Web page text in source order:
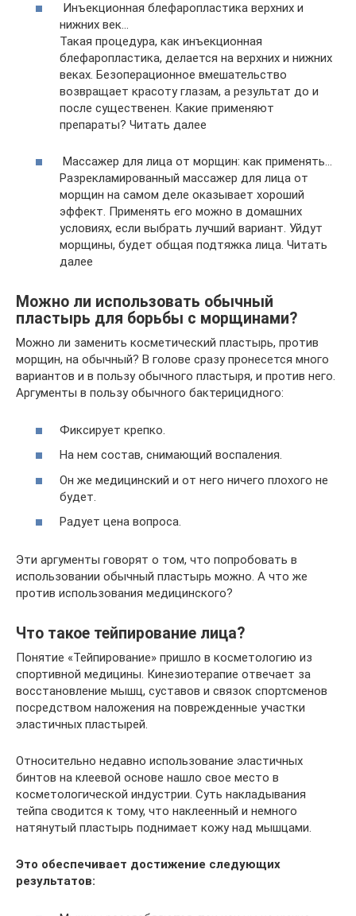
Инъекционная блефаропластика верхних и
нижних век…
Такая процедура, как инъекционная
блефаропластика, делается на верхних и нижних
веках. Безоперационное вмешательство
возвращает красоту глазам, а результат до и
после существенен. Какие применяют
препараты? Читать далее
Массажер для лица от морщин: как применять…
Разрекламированный массажер для лица от
морщин на самом деле оказывает хороший
эффект. Применять его можно в домашних
условиях, если выбрать лучший вариант. Уйдут
морщины, будет общая подтяжка лица. Читать
далее
Можно ли использовать обычный
пластырь для борьбы с морщинами?
Можно ли заменить косметический пластырь, против
морщин, на обычный? В голове сразу пронесется много
вариантов и в пользу обычного пластыря, и против него.
Аргументы в пользу обычного бактерицидного:
Фиксирует крепко.
На нем состав, снимающий воспаления.
Он же медицинский и от него ничего плохого не
будет.
Радует цена вопроса.
Эти аргументы говорят о том, что попробовать в
использовании обычный пластырь можно. А что же
против использования медицинского?
Что такое тейпирование лица?
Понятие «Тейпирование» пришло в косметологию из
спортивной медицины. Кинезиотерапие отвечает за
восстановление мышц, суставов и связок спортсменов
посредством наложения на поврежденные участки
эластичных пластырей.
Относительно недавно использование эластичных
бинтов на клеевой основе нашло свое место в
косметологической индустрии. Суть накладывания
тейпа сводится к тому, что наклеенный и немного
натянутый пластырь поднимает кожу над мышцами.
Это обеспечивает достижение следующих
результатов: